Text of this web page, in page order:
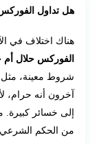
هل تداول
هناك اختلاف في
الفوركس حلال أم
شروط معينة، مثل
آخرون أنه حرام،
إلى خسائر كبيرة.
من الحكم